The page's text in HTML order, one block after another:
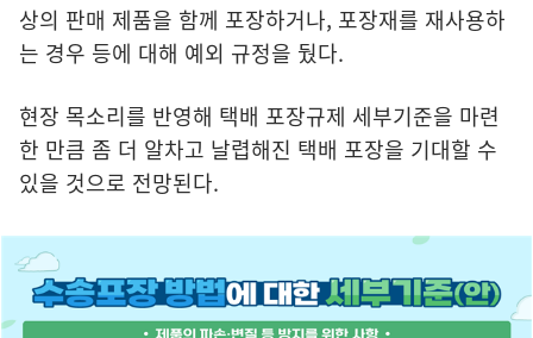
상의 판매 제품을 함께 포장하거나, 포장재를 재사용하
는 경우 등에 대해 예외 규정을 뒀다.
현장 목소리를 반영해 택배 포장규제 세부기준을 마련
한 만큼 좀 더 알차고 날렵해진 택배 포장을 기대할 수
있을 것으로 전망된다.